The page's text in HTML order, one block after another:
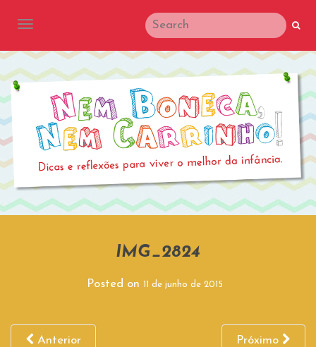
TOGGLE NAVIGATION
IMG_2824
Posted on 11 de junho de 2015
Anterior Próximo